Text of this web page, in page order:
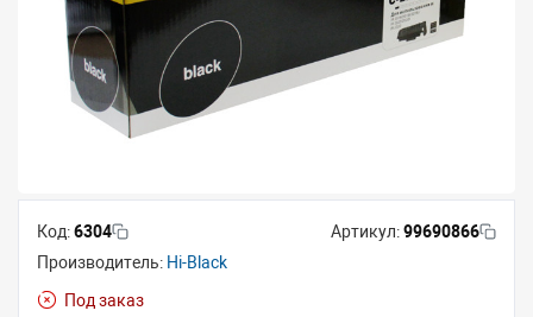
Код:6304 Артикул:99690866
Производитель: Hi-Black
Под заказ